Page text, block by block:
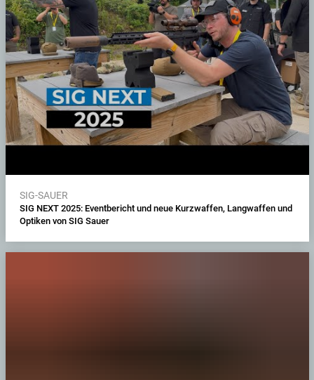
SIG-SAUER
SIG NEXT 2025: Eventbericht und neue Kurzwaffen, Langwaffen und
Optiken von SIG Sauer